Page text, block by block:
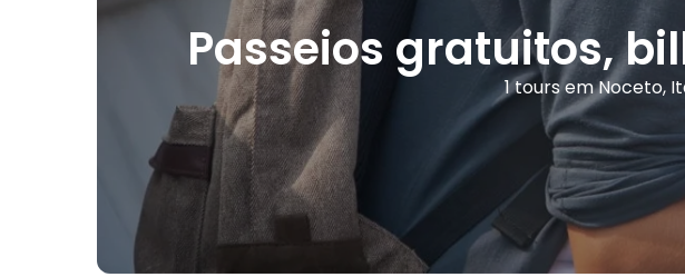
Passeios gratuitos,
1 tours em Noceto,